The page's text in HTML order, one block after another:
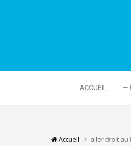
ACCUEIL —
Accueil aller droit au